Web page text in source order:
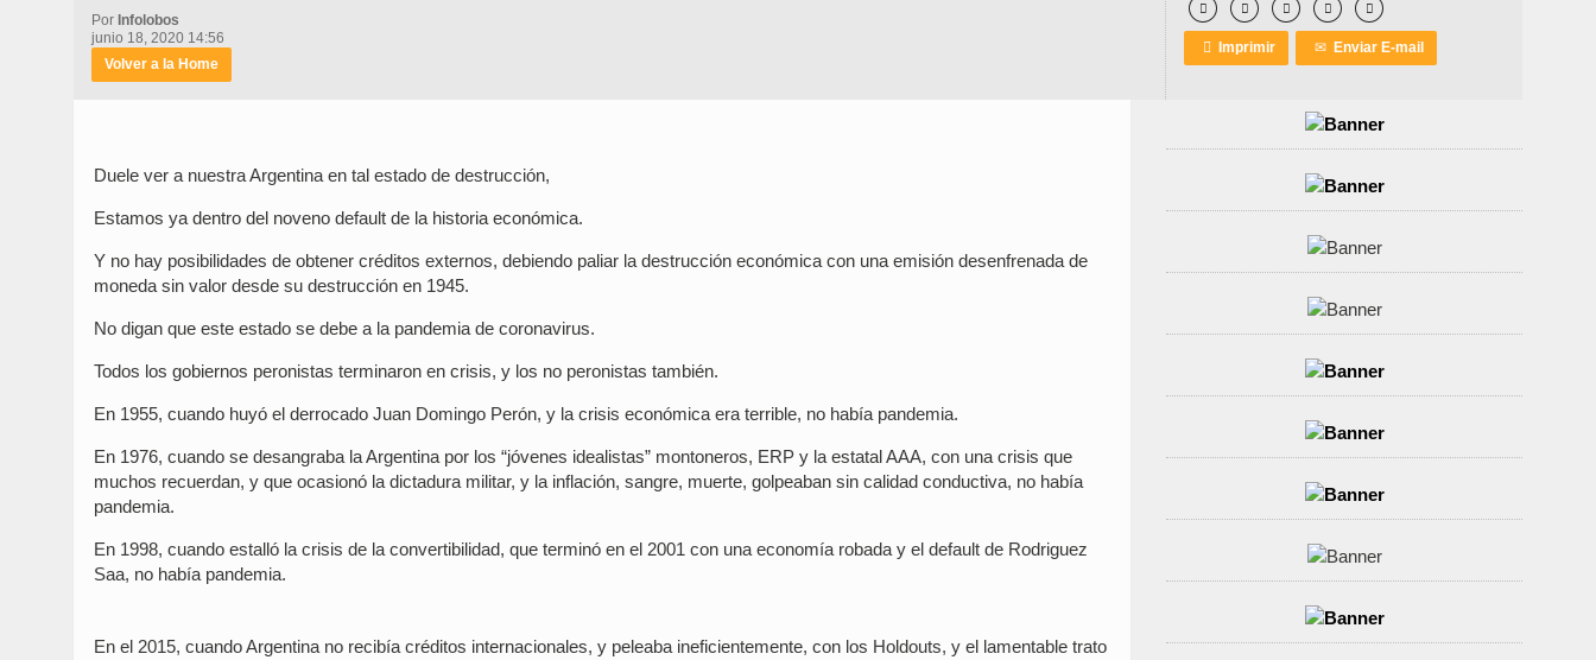
    
 Imprimir ✉ Enviar E-mail
Por Infolobos
junio 18, 2020 14:56
Volver a la Home
Duele ver a nuestra Argentina en tal estado de destrucción,
Estamos ya dentro del noveno default de la historia económica.
Y no hay posibilidades de obtener créditos externos, debiendo paliar la destrucción económica con una emisión desenfrenada de
moneda sin valor desde su destrucción en 1945.
No digan que este estado se debe a la pandemia de coronavirus.
Todos los gobiernos peronistas terminaron en crisis, y los no peronistas también.
En 1955, cuando huyó el derrocado Juan Domingo Perón, y la crisis económica era terrible, no había pandemia.
En 1976, cuando se desangraba la Argentina por los “jóvenes idealistas” montoneros, ERP y la estatal AAA, con una crisis que
muchos recuerdan, y que ocasionó la dictadura militar, y la inflación, sangre, muerte, golpeaban sin calidad conductiva, no había
pandemia.
En 1998, cuando estalló la crisis de la convertibilidad, que terminó en el 2001 con una economía robada y el default de Rodriguez
Saa, no había pandemia.
En el 2015, cuando Argentina no recibía créditos internacionales, y peleaba ineficientemente, con los Holdouts, y el lamentable trato